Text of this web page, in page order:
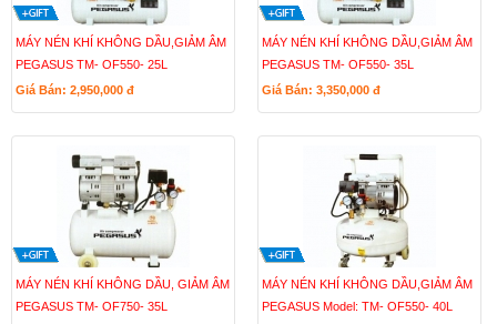
MÁY NÉN KHÍ KHÔNG DẦU,GIẢM ÂM
PEGASUS TM- OF550- 25L
Giá Bán: 2,950,000 đ
MÁY NÉN KHÍ KHÔNG DẦU,GIẢM ÂM
PEGASUS TM- OF550- 35L
Giá Bán: 3,350,000 đ
MÁY NÉN KHÍ KHÔNG DẦU, GIẢM ÂM
PEGASUS TM- OF750- 35L
MÁY NÉN KHÍ KHÔNG DẦU,GIẢM ÂM
PEGASUS Model: TM- OF550- 40L